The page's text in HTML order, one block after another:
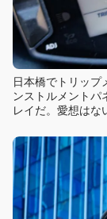
日本橋でトリップ
ンストルメントパ
レイだ。愛想はな